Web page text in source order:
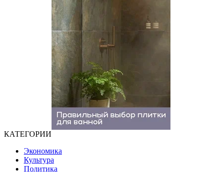
КАТЕГОРИИ
Экономика
Культура
Политика